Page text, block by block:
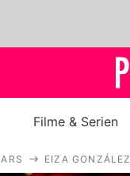
Filme & Serien
EIZA GONZÁLEZ